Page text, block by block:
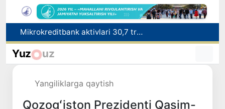
Malayziya Markaziy Osiyoda tibbiy turizm yoʻnalishi sifatidagi mavqeini mustahkamlamoqda
Polshadagi elchixona ko‘magida ona va bola Vatanga qaytarildi
Yuz uz
Yangiliklarga qaytish
Qozogʻiston Prezidenti Qasim-